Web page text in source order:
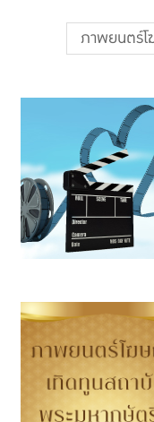
แบบประกันทั้งหมด
แบบประกันที่เหมาะกับ
เปรียบเทียบแบบปร
เลือกแบบประกันที่เห
TL Learning
ภาพยนตร์